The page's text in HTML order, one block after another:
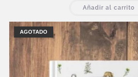
Añadir al carrito
AGOTADO